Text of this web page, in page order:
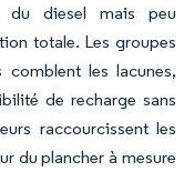
du diesel mais peu
totale. Les groupes
comblent les lacunes,
de recharge sans
raccourcissent les
du plancher à mesure